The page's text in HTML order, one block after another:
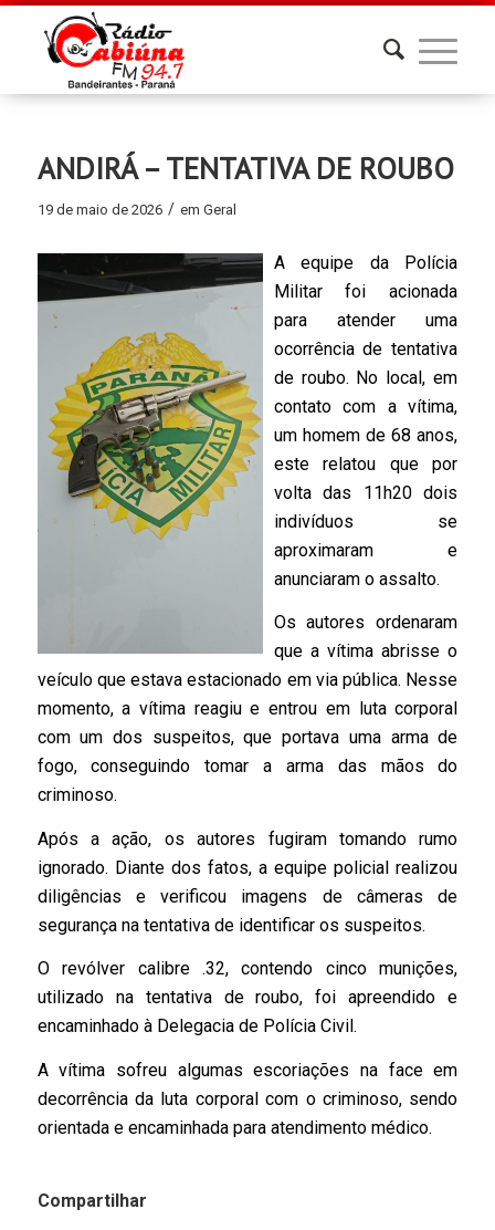
ANDIRÁ – TENTATIVA DE ROUBO
19 de maio de 2026 / em Geral
A equipe da Polícia
Militar foi acionada
para atender uma
ocorrência de tentativa
de roubo. No local, em
contato com a vítima,
um homem de 68 anos,
este relatou que por
volta das 11h20 dois
indivíduos se
aproximaram e
anunciaram o assalto.
Os autores ordenaram
que a vítima abrisse o
veículo que estava estacionado em via pública. Nesse
momento, a vítima reagiu e entrou em luta corporal
com um dos suspeitos, que portava uma arma de
fogo, conseguindo tomar a arma das mãos do
criminoso.
Após a ação, os autores fugiram tomando rumo
ignorado. Diante dos fatos, a equipe policial realizou
diligências e verificou imagens de câmeras de
segurança na tentativa de identificar os suspeitos.
O revólver calibre .32, contendo cinco munições,
utilizado na tentativa de roubo, foi apreendido e
encaminhado à Delegacia de Polícia Civil.
A vítima sofreu algumas escoriações na face em
decorrência da luta corporal com o criminoso, sendo
orientada e encaminhada para atendimento médico.
Compartilhar